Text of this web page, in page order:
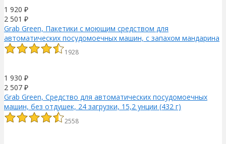
1 920 ₽
2 501 ₽
Grab Green, Пакетики с моющим средством для
автоматических посудомоечных машин, с запахом мандарина
и лимонной травы, на 24 применения, 15.2 унции (432 г)
1928
1 930 ₽
2 507 ₽
Grab Green, Средство для автоматических посудомоечных
машин, без отдушек, 24 загрузки, 15,2 унции (432 г)
2558